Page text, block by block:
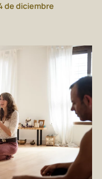
de diciembre